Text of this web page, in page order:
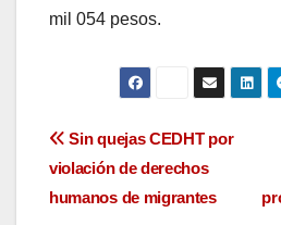
mil 054 pesos.
Navegación
de
Sin quejas CEDHT por
violación de derechos
humanos de migrantes